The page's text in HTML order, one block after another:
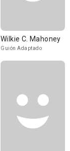
Wilkie C. Mahoney
Guión Adaptado